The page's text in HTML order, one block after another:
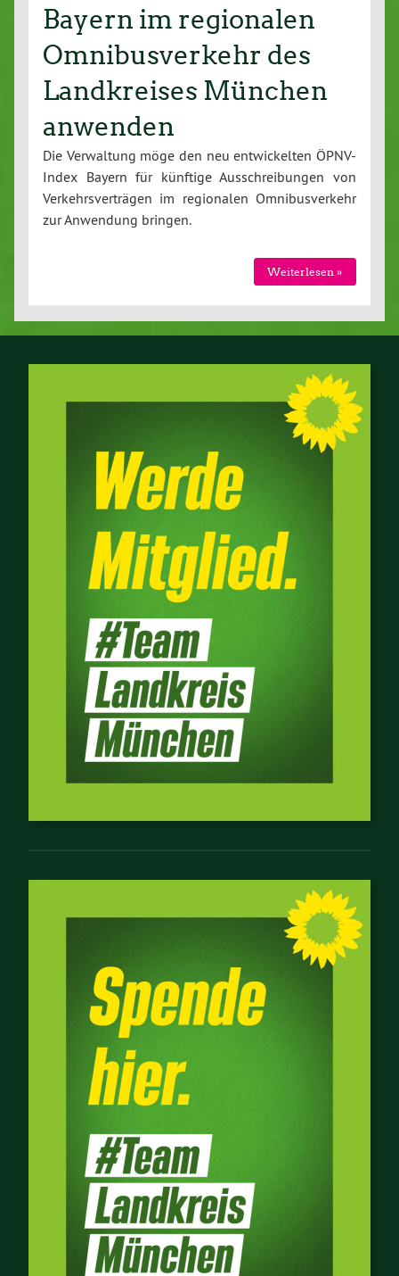
Bayern im regionalen
Omnibusverkehr des
Landkreises München
anwenden
Die Ver­wal­tung möge den neu ent­wi­ckel­ten ÖPNV-
In­dex Bayern für künftige Aus­schrei­bun­gen von
Ver­kehrs­ver­trä­gen im re­gio­na­len Om­ni­bus­ver­kehr
zur Anwendung bringen.
Wei­ter­le­sen »